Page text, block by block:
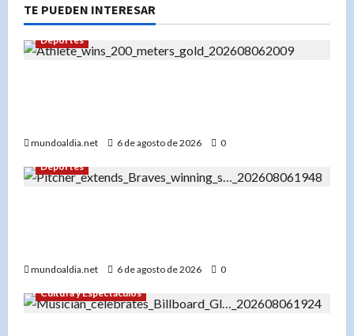
TE PUEDEN INTERESAR
Deportes
mundoaldia.net 6 de agosto de 2026
0
Deportes
mundoaldia.net 6 de agosto de 2026
0
Cultura y Espectáculos